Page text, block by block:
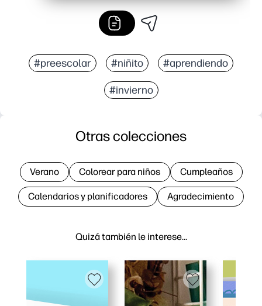
#preescolar #niñito #aprendiendo
#invierno
Quizá también le interese…
Otras colecciones
Verano Colorear para niños Cumpleaños
Calendarios y planificadores Agradecimiento